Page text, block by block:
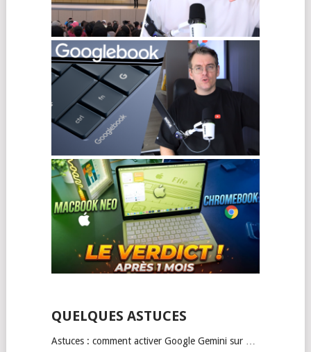
QUELQUES ASTUCES
Astuces : comment activer Google Gemini sur …